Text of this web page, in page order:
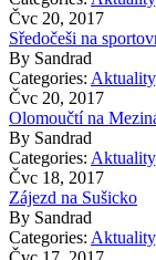
Čvc 20, 2017
Sředočeši na
By Sandrad
Categories: Aktuality
Čvc 20, 2017
Olomoučtí na
By Sandrad
Categories: Aktuality
Čvc 18, 2017
Zájezd na Sušicko
By Sandrad
Categories: Aktuality